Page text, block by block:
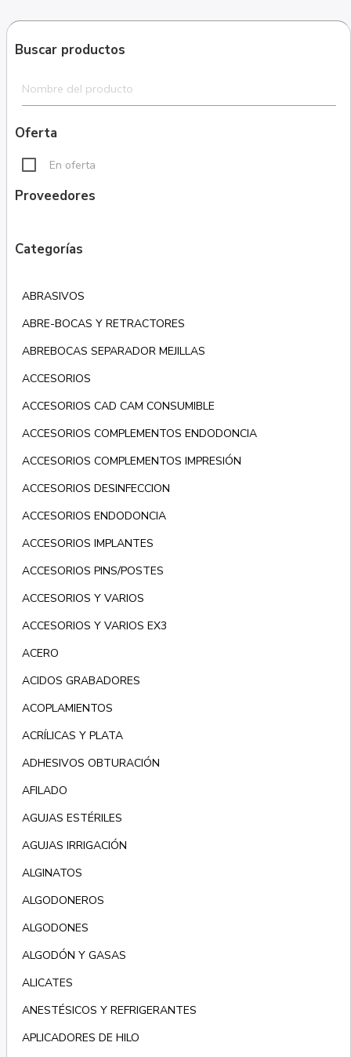
Buscar productos
Oferta
En oferta
Proveedores
Categorías
ABRASIVOS
ABRE-BOCAS Y RETRACTORES
ABREBOCAS SEPARADOR MEJILLAS
ACCESORIOS
ACCESORIOS CAD CAM CONSUMIBLE
ACCESORIOS COMPLEMENTOS ENDODONCIA
ACCESORIOS COMPLEMENTOS IMPRESIÓN
ACCESORIOS DESINFECCION
ACCESORIOS ENDODONCIA
ACCESORIOS IMPLANTES
ACCESORIOS PINS/POSTES
ACCESORIOS Y VARIOS
ACCESORIOS Y VARIOS EX3
ACERO
ACIDOS GRABADORES
ACOPLAMIENTOS
ACRÍLICAS Y PLATA
ADHESIVOS OBTURACIÓN
AFILADO
AGUJAS ESTÉRILES
AGUJAS IRRIGACIÓN
ALGINATOS
ALGODONEROS
ALGODONES
ALGODÓN Y GASAS
ALICATES
ANESTÉSICOS Y REFRIGERANTES
APLICADORES DE HILO